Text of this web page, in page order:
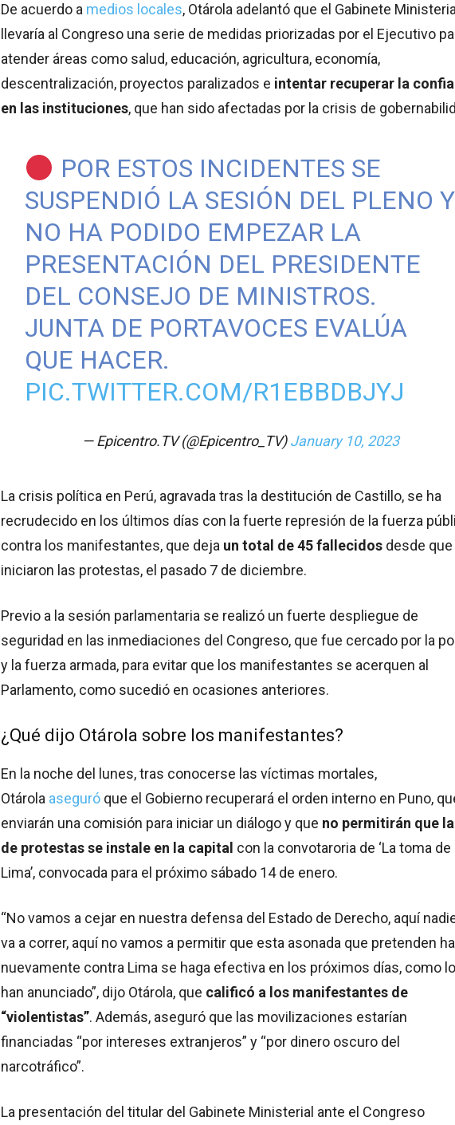
De acuerdo a medios locales, Otárola adelantó que el Gabinete
llevaría al Congreso una serie de medidas priorizadas por el Ejecutivo
atender áreas como salud, educación, agricultura, economía,
descentralización, proyectos paralizados e intentar recuperar la
en las instituciones, que han sido afectadas por la crisis de
POR ESTOS INCIDENTES SE
SUSPENDIÓ LA SESIÓN DEL PLENO Y
NO HA PODIDO EMPEZAR LA
PRESENTACIÓN DEL PRESIDENTE
DEL CONSEJO DE MINISTROS.
JUNTA DE PORTAVOCES EVALÚA
QUE HACER.
PIC.TWITTER.COM/R1EBBDBJYJ
— Epicentro.TV (@Epicentro_TV)January 10, 2023
La crisis política en Perú, agravada tras la destitución de Castillo, se ha
recrudecido en los últimos días con la fuerte represión de la fuerza
contra los manifestantes, que deja un total de 45 fallecidos desde que
iniciaron las protestas, el pasado 7 de diciembre.
Previo a la sesión parlamentaria se realizó un fuerte despliegue de
seguridad en las inmediaciones del Congreso, que fue cercado por la
y la fuerza armada, para evitar que los manifestantes se acerquen al
Parlamento, como sucedió en ocasiones anteriores.
¿Qué dijo Otárola sobre los manifestantes?
En la noche del lunes, tras conocerse las víctimas mortales,
Otárola aseguró que el Gobierno recuperará el orden interno en Puno,
enviarán una comisión para iniciar un diálogo y que no permitirán que
de protestas se instale en la capital con la convotaroria de ‘La toma de
Lima’, convocada para el próximo sábado 14 de enero.
“No vamos a cejar en nuestra defensa del Estado de Derecho, aquí
va a correr, aquí no vamos a permitir que esta asonada que pretenden
nuevamente contra Lima se haga efectiva en los próximos días, como lo
han anunciado”, dijo Otárola, que calificó a los manifestantes de
“violentistas”. Además, aseguró que las movilizaciones estarían
financiadas “por intereses extranjeros” y “por dinero oscuro del
narcotráfico”.
La presentación del titular del Gabinete Ministerial ante el Congreso